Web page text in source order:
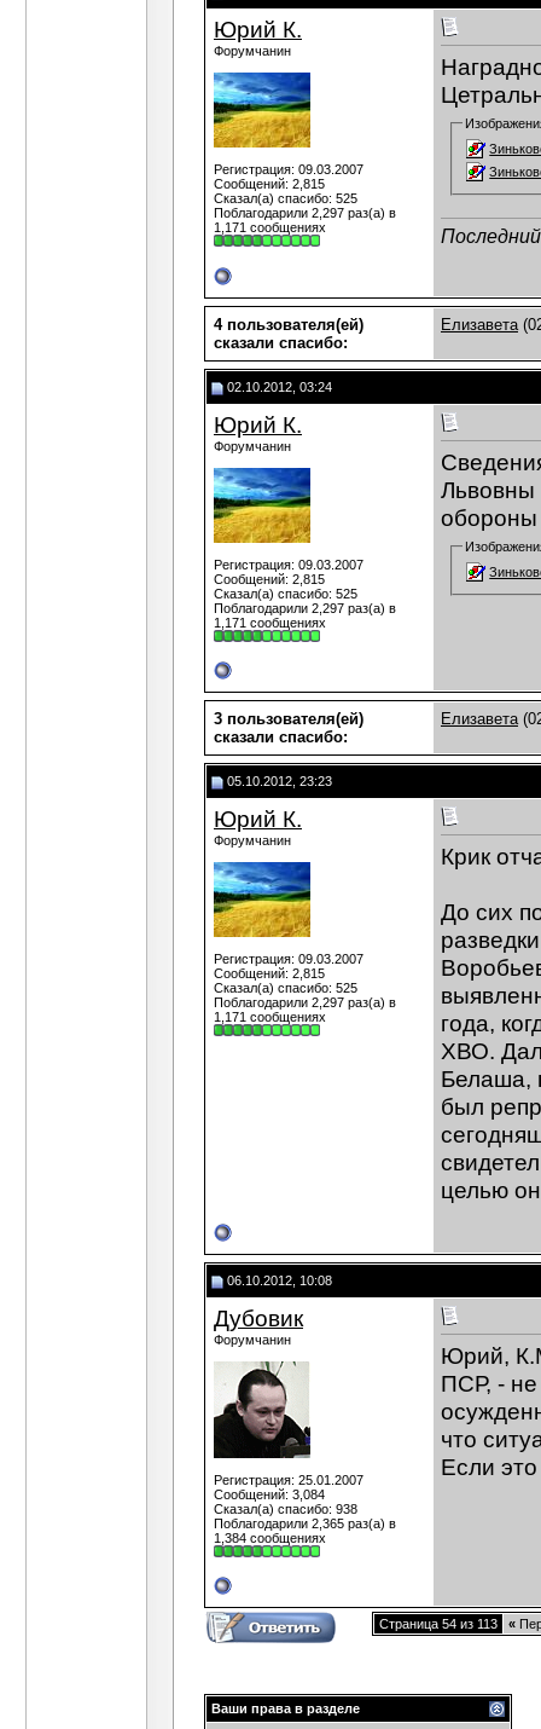
Юрий К.
Форумчанин
Регистрация: 09.03.2007
Сообщений: 2,815
Сказал(а) спасибо: 525
Поблагодарили 2,297 раз(а) в
1,171 сообщениях
4 пользователя(ей)
сказали cпасибо:
Елизавета
02.10.2012, 03:24
Юрий К.
Форумчанин
Регистрация: 09.03.2007
Сообщений: 2,815
Сказал(а) спасибо: 525
Поблагодарили 2,297 раз(а) в
1,171 сообщениях
Львовны
3 пользователя(ей)
сказали cпасибо:
Елизавета
05.10.2012, 23:23
Юрий К.
Форумчанин
Регистрация: 09.03.2007
Сообщений: 2,815
Сказал(а) спасибо: 525
Поблагодарили 2,297 раз(а) в
1,171 сообщениях
Крик
До сих
года,
ХВО.
Белаша,
был
целью
06.10.2012, 10:08
Дубовик
Форумчанин
Регистрация: 25.01.2007
Сообщений: 3,084
Сказал(а) спасибо: 938
Поблагодарили 2,365 раз(а) в
1,384 сообщениях
Юрий,
ПСР, - не
что
Если
Страница 54 из 113 «
Ваши права в разделе